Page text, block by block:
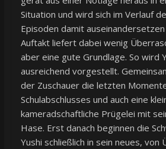
Situation und wird sich im Verlauf
Episoden damit
Auftakt liefert dabei wenig
aber eine gute Grundlage. So wird
ausreichend vorgestellt.
der Zuschauer die letzten
Schulabschlusses und auch eine
kameradschaftliche Prügelei mit
Hase. Erst danach beginnen die
Yushi schließlich in sein neues, von